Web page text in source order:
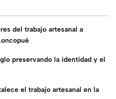
del trabajo artesanal a
preservando la identidad y el
el trabajo artesanal en la